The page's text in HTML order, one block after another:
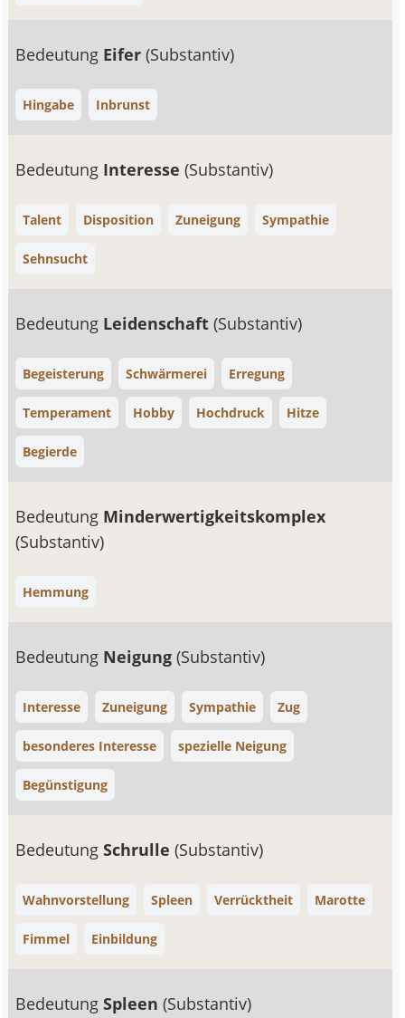
Bedeutung Eifer(Substantiv)
Hingabe Inbrunst
Bedeutung Interesse(Substantiv)
Talent Disposition Zuneigung Sympathie
Sehnsucht
Bedeutung Leidenschaft(Substantiv)
Begeisterung Schwärmerei Erregung
Temperament Hobby Hochdruck Hitze
Begierde
Bedeutung Minderwertigkeitskomplex
(Substantiv)
Hemmung
Bedeutung Neigung(Substantiv)
Interesse Zuneigung Sympathie Zug
besonderes Interesse spezielle Neigung
Begünstigung
BedeutungSchrulle(Substantiv)
Wahnvorstellung Spleen Verrücktheit Marotte
Fimmel Einbildung
BedeutungSpleen(Substantiv)